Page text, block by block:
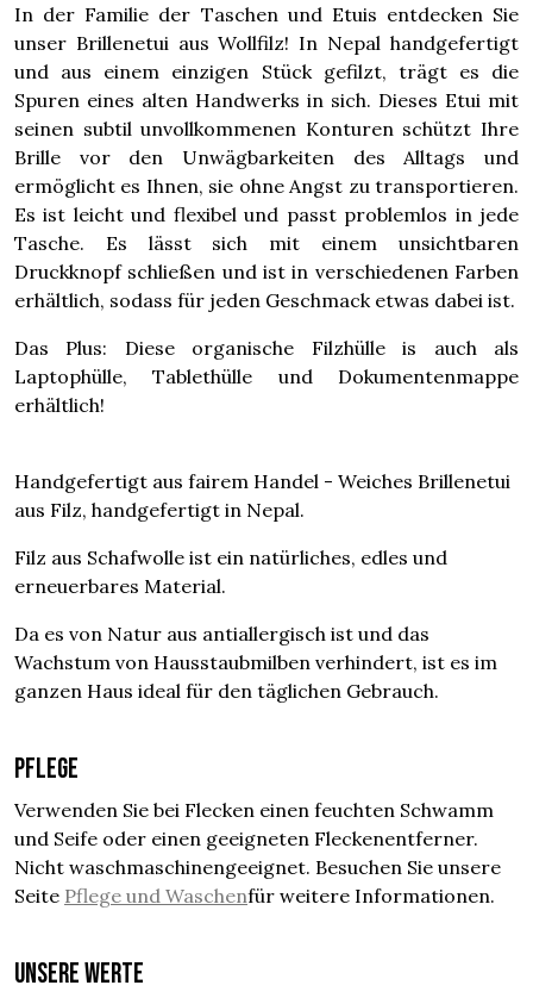
In der Familie der Taschen und Etuis entdecken Sie
unser Brillenetui aus Wollfilz! In Nepal handgefertigt
und aus einem einzigen Stück gefilzt, trägt es die
Spuren eines alten Handwerks in sich. Dieses Etui mit
seinen subtil unvollkommenen Konturen schützt Ihre
Brille vor den Unwägbarkeiten des Alltags und
ermöglicht es Ihnen, sie ohne Angst zu transportieren.
Es ist leicht und flexibel und passt problemlos in jede
Tasche. Es lässt sich mit einem unsichtbaren
Druckknopf schließen und ist in verschiedenen Farben
erhältlich, sodass für jeden Geschmack etwas dabei ist.
Das Plus: Diese organische Filzhülle is auch als
Laptophülle, Tablethülle und Dokumentenmappe
erhältlich!
Handgefertigt aus fairem Handel - Weiches Brillenetui
aus Filz, handgefertigt in Nepal.
Filz aus Schafwolle ist ein natürliches, edles und
erneuerbares Material.
Da es von Natur aus antiallergisch ist und das
Wachstum von Hausstaubmilben verhindert, ist es im
ganzen Haus ideal für den täglichen Gebrauch.
Pflege
Verwenden Sie bei Flecken einen feuchten Schwamm
und Seife oder einen geeigneten Fleckenentferner.
Nicht waschmaschinengeeignet. Besuchen Sie unsere
Seite Pflege und Waschenfür weitere Informationen.
UNSERE WERTE